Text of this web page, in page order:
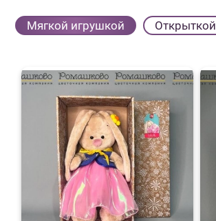
Мягкой игрушкой Открыткой